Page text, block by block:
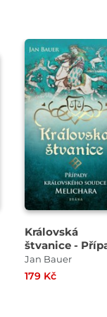
Královská
štvanice -
královského
soudce
Jan Bauer
179 Kč